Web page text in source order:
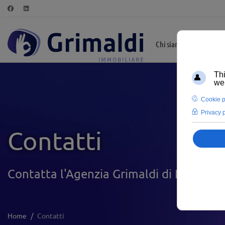
Chi siamo
Contatti
Contatta l'Agenzia Grimaldi di Padova
Home Contatti